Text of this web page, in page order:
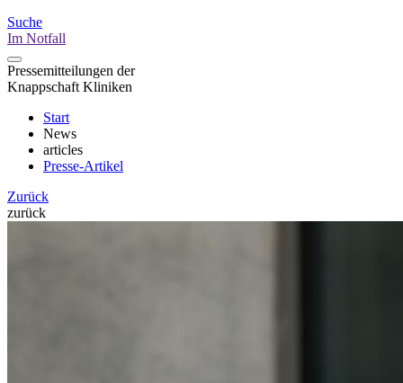
Suche
Im Notfall
Pressemitteilungen der
Knappschaft Kliniken
Start
News
articles
Presse-Artikel
Zurück
zurück